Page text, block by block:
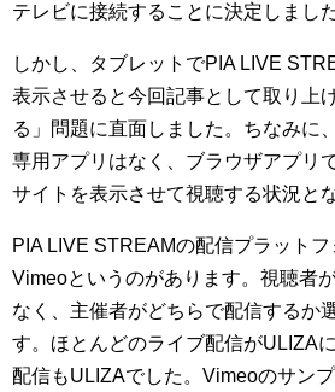
テレビに接続することに決定しました
しかし、タブレットでPIA LIVE
表示させると今回記事として取り上
る」問題に直面しました。ちなみに
専用アプリはなく、ブラウザアプリ
サイトを表示させて視聴する状況と
PIA LIVE STREAMの配信プラット
Vimeoというのがあります。視聴者
なく、主催者がどちらで配信するか
す。ほとんどのライブ配信がULIZA
配信もULIZAでした。Vimeoのサン